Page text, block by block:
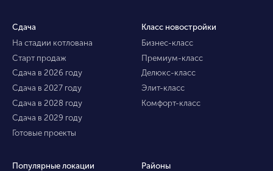
Сдача
На стадии котлована
Старт продаж
Сдача в 2026 году
Сдача в 2027 году
Сдача в 2028 году
Сдача в 2029 году
Готовые проекты
Класс новостройки
Бизнес-класс
Премиум-класс
Делюкс-класс
Элит-класс
Комфорт-класс
Популярные локации
Районы